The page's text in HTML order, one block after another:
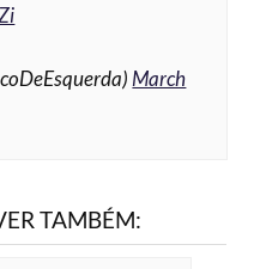
March
TAMBÉM: